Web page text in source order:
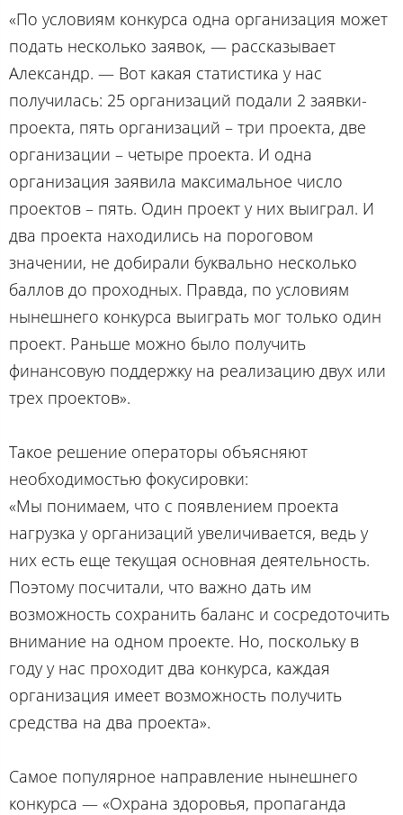
«По условиям конкурса одна организация может
подать несколько заявок, — рассказывает
Александр. — Вот какая статистика у нас
получилась: 25 организаций подали 2 заявки-
проекта, пять организаций – три проекта, две
организации – четыре проекта. И одна
организация заявила максимальное число
проектов – пять. Один проект у них выиграл. И
два проекта находились на пороговом
значении, не добирали буквально несколько
баллов до проходных. Правда, по условиям
нынешнего конкурса выиграть мог только один
проект. Раньше можно было получить
финансовую поддержку на реализацию двух или
трех проектов».
Такое решение операторы объясняют
необходимостью фокусировки:
«Мы понимаем, что с появлением проекта
нагрузка у организаций увеличивается, ведь у
них есть еще текущая основная деятельность.
Поэтому посчитали, что важно дать им
возможность сохранить баланс и сосредоточить
внимание на одном проекте. Но, поскольку в
году у нас проходит два конкурса, каждая
организация имеет возможность получить
средства на два проекта».
Самое популярное направление нынешнего
конкурса — «Охрана здоровья, пропаганда